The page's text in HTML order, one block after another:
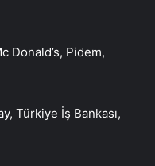
Donald’s, Pidem,
Türkiye İş Bankası,